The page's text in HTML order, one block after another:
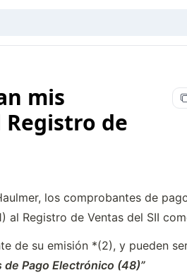
mis
de
los comprobantes de
al Registro de Ventas del SII
de su emisión *(2), y pueden
Pago Electrónico (48)”